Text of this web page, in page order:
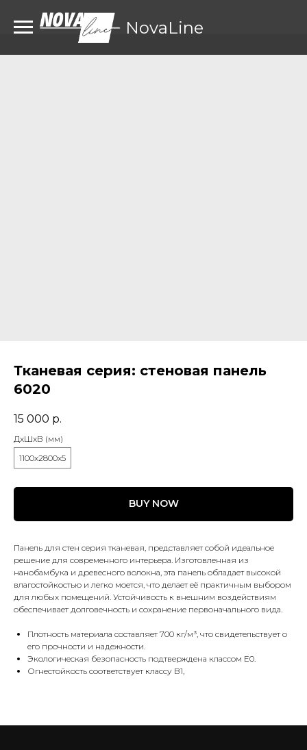
NovaLine
Тканевая серия: стеновая панель
6020
15 000 р.
ДxШxВ (мм)
1100x2800x5
BUY NOW
Панель для стен серия тканевая, представляет собой идеальное
решение для современного интерьера. Изготовленная из
нанобамбука и древесного волокна, эта панель обладает высокой
влагостойкостью и легко моется, что делает её практичным выбором
для любых помещений. Устойчивость к внешним воздействиям
обеспечивает долговечность и сохранение первоначального вида.
Плотность материала составляет 700 кг/м³, что свидетельствует о
его прочности и надежности.
Экологическая безопасность подтверждена классом E0.
Огнестойкость соответствует классу B1,